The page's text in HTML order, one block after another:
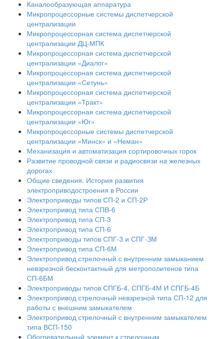
Каналообразующая аппаратура
Микропроцессорные системы диспетчерской
централизации
Микропроцессорная система диспетчерской
централизации ДЦ-МПК
Микропроцессорная система диспетчерской
централизации «Диалог»
Микропроцессорная система диспетчерской
централизации «Сетунь»
Микропроцессорная система диспетчерской
централизации «Тракт»
Микропроцессорная система диспетчерской
централизации «Юг»
Микропроцессорные системы диспетчерской
централизации «Минск» и «Неман»
Механизация и автоматизация сортировочных горок
Развитие проводной связи и радиосвязи на железных
дорогах
Общие сведения. История развития
электроприводостроения в России
Электроприводы типов СП-2 и СП-2Р
Электропривод типа СПВ-6
Электропривод типа СП-3
Электропривод типа СП-6
Электроприводы типов СПГ-3 и СПГ-ЗМ
Электропривод типа СП-6М
Электропривод стрелочный с внутренним замыканием
невзрезной бесконтактный для метрополитенов типа
СП-6БМ
Электроприводы типов СПГБ-4, СПГБ-4М И СПГБ-4Б
Электропривод стрелочный невзрезной типа СП-12 для
работы с внешним замыкателем
Электропривод стрелочный с внутренним замыкателем
типа ВСП-150
Обогревательный элемент к стрелочным